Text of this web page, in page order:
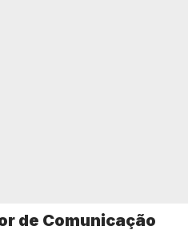
de Comunicação